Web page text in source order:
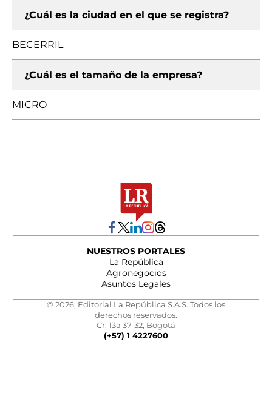
¿Cuál es la ciudad en el que se registra?
BECERRIL
¿Cuál es el tamaño de la empresa?
MICRO
NUESTROS PORTALES
La República
Agronegocios
Asuntos Legales
© 2026, Editorial La República S.A.S. Todos los
derechos reservados.
Cr. 13a 37-32, Bogotá
(+57) 1 4227600